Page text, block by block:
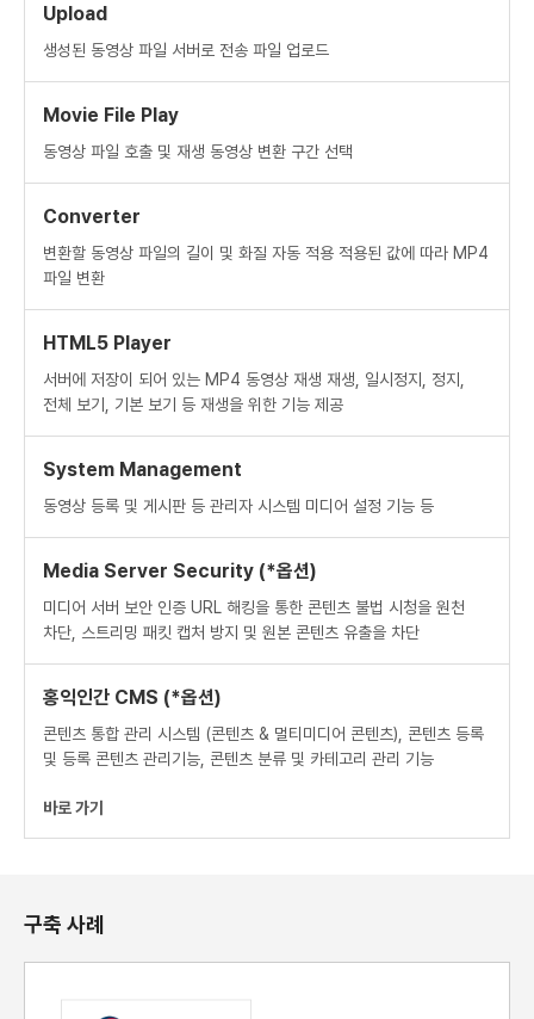
Upload
생성된 동영상 파일 서버로 전송 파일 업로드
Movie File Play
동영상 파일 호출 및 재생 동영상 변환 구간 선택
Converter
변환할 동영상 파일의 길이 및 화질 자동 적용 적용된 값에 따라 MP4
파일 변환
HTML5 Player
서버에 저장이 되어 있는 MP4 동영상 재생 재생, 일시정지, 정지,
전체 보기, 기본 보기 등 재생을 위한 기능 제공
System Management
동영상 등록 및 게시판 등 관리자 시스템 미디어 설정 기능 등
Media Server Security (*옵션)
미디어 서버 보안 인증 URL 해킹을 통한 콘텐츠 불법 시청을 원천
차단, 스트리밍 패킷 캡처 방지 및 원본 콘텐츠 유출을 차단
홍익인간 CMS (*옵션)
콘텐츠 통합 관리 시스템 (콘텐츠 & 멀티미디어 콘텐츠), 콘텐츠 등록
및 등록 콘텐츠 관리기능, 콘텐츠 분류 및 카테고리 관리 기능
바로 가기
구축 사례